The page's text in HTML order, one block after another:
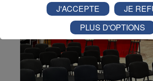
J'ACCEPTE
JE
PLUS D'OPTIONS